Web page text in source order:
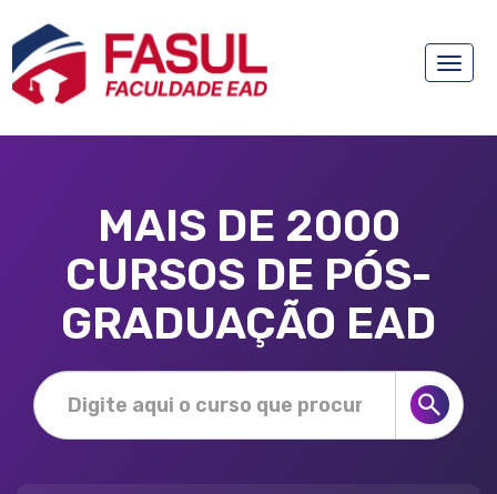
Toggle
MAIS DE 2000
CURSOS DE PÓS-
GRADUAÇÃO EAD